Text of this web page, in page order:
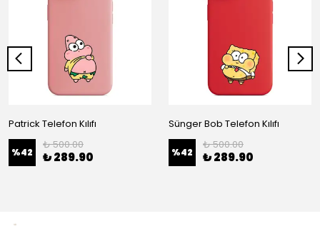
Patrick Telefon Kılıfı
%42
₺ 500.00
₺ 289.90
Sünger Bob Telefon Kılıfı
%42
₺ 500.00
₺ 289.90